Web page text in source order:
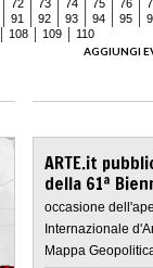
72 73 74 75 76
91 92 93 94 95
108 109
110
AGGIUNGI
ARTE.it
della 61ª
occasione
Internazionale
Mappa